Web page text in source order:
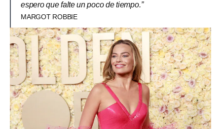
espero que falte un poco de tiempo.”
MARGOT ROBBIE